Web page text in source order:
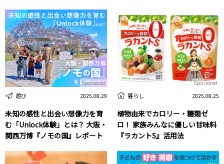
遊び 2025.08.29
未知の感性と出会い想像力を育
む「Unlock体験」とは？ 大阪・
関西万博『ノモの国』レポート
Sponsored
暮らし 2025.08.25
植物由来でカロリー・糖類ゼ
ロ！ 家族みんなに優しい甘味料
『ラカントS』活用法
Sponsored